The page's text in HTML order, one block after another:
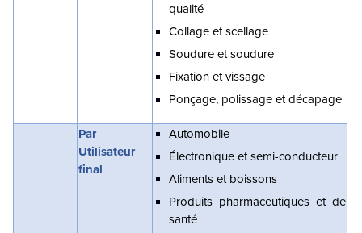
qualité
Collage et scellage
Soudure et soudure
Fixation et vissage
Ponçage, polissage et décapage
Par
Utilisateur
final
Automobile
Électronique et semi-conducteur
Aliments et boissons
Produits pharmaceutiques et de
santé